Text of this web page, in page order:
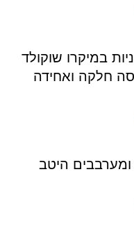
בפולסים של 15 שניות במיקרו שוקולד
חלקה ואחידה